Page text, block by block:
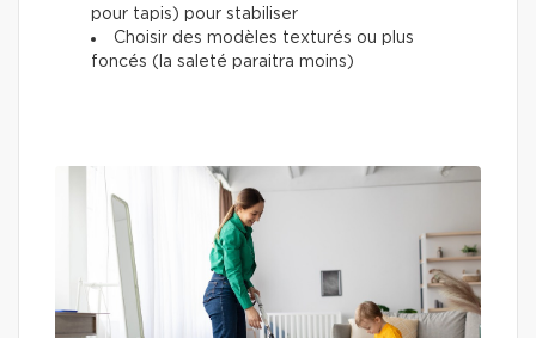
pour tapis) pour stabiliser
Choisir des modèles texturés ou plus
foncés (la saleté paraitra moins)